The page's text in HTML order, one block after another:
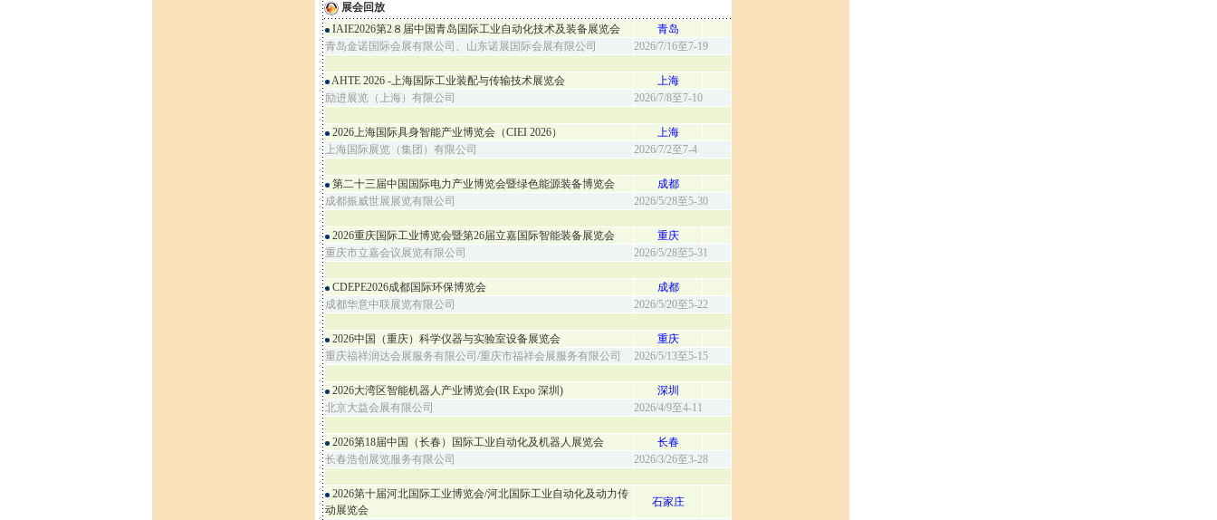
展会回放
IAIE2026第2８届中国青岛国际工业自动化技术及装备展览会
青岛
青岛金诺国际会展有限公司、山东诺展国际会展有限公司
2026/7/16至7-19
AHTE 2026 -上海国际工业装配与传输技术展览会
上海
励进展览（上海）有限公司
2026/7/8至7-10
2026上海国际具身智能产业博览会（CIEI 2026）
上海
上海国际展览（集团）有限公司
2026/7/2至7-4
第二十三届中国国际电力产业博览会暨绿色能源装备博览会
成都
成都振威世展展览有限公司
2026/5/28至5-30
2026重庆国际工业博览会暨第26届立嘉国际智能装备展览会
重庆
重庆市立嘉会议展览有限公司
2026/5/28至5-31
CDEPE2026成都国际环保博览会
成都
成都华意中联展览有限公司
2026/5/20至5-22
2026中国（重庆）科学仪器与实验室设备展览会
重庆
重庆福祥润达会展服务有限公司/重庆市福祥会展服务有限公司
2026/5/13至5-15
2026大湾区智能机器人产业博览会(IR Expo 深圳)
深圳
北京大益会展有限公司
2026/4/9至4-11
2026第18届中国（长春）国际工业自动化及机器人展览会
长春
长春浩创展览服务有限公司
2026/3/26至3-28
2026第十届河北国际工业博览会/河北国际工业自动化及动力传
动展览会
石家庄